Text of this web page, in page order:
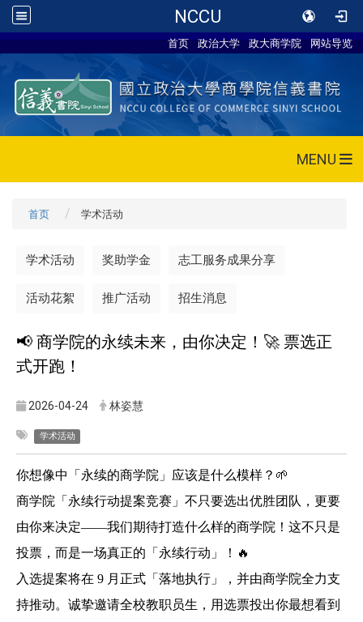
NCCU
首页 政治大学 政大商学院 网站导览
MENU
首页 学术活动
学术活动 奖助学金 志工服务成果分享
活动花絮 推广活动 招生消息
📢 商学院的永续未来，由你决定！🚀 票选正
式开跑！
2026-04-24 林姿慧
学术活动
你想像中「永续的商学院」应该是什么模样？ 🌱
商学院「永续行动提案竞赛」不只要选出优胜团队，更要
由你来决定——我们期待打造什么样的商学院！这不只是
投票，而是一场真正的「永续行动」！ 🔥
入选提案将在 9 月正式「落地执行」，并由商学院全力支
持推动。诚挚邀请全校教职员生，用选票投出你最想看到